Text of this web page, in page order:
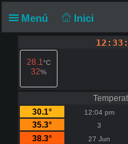
Menú Inici
28.1°C
32%
30.1°
12:04 pm
35.3°
3
38.3°
27 Jun